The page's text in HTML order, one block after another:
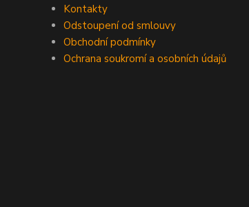
Kontakty
Odstoupení od smlouvy
Obchodní podmínky
Ochrana soukromí a osobních údajů